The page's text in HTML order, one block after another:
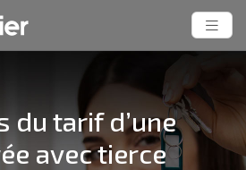
du tarif d’une
avec tierce